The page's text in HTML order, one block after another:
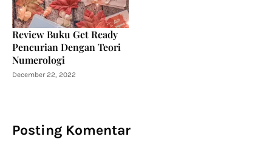
Review Buku Get Ready
Pencurian Dengan Teori
Numerologi
December 22, 2022
Posting Komentar